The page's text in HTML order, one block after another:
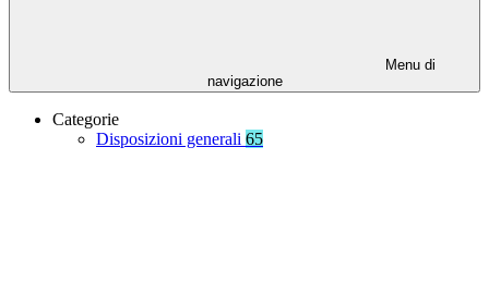
Menu di
navigazione
Categorie
Disposizioni generali 65